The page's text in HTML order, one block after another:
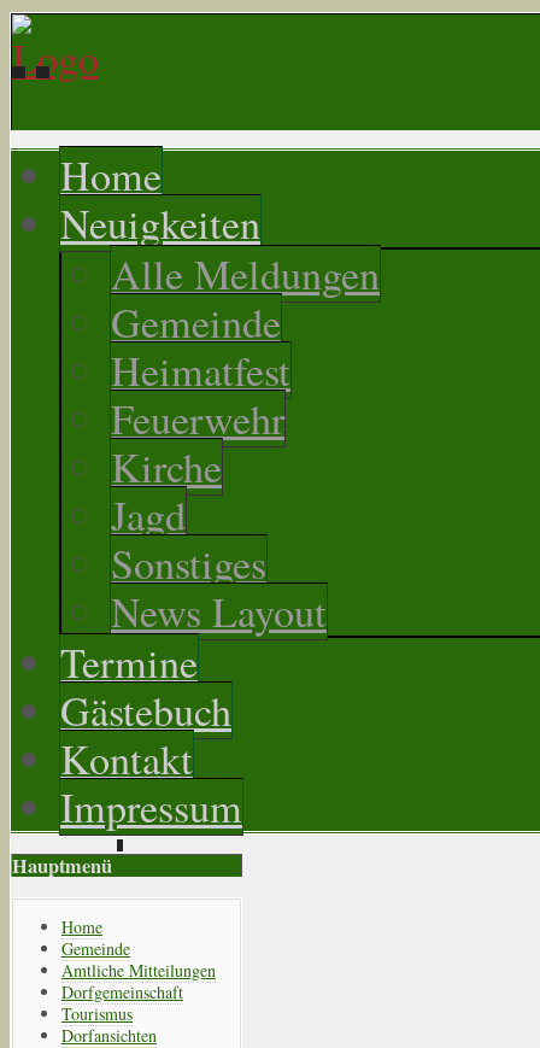
Home
Neuigkeiten
Alle Meldungen
Gemeinde
Heimatfest
Feuerwehr
Kirche
Jagd
Sonstiges
News Layout
Termine
Gästebuch
Kontakt
Impressum
Hauptmenü
Home
Gemeinde
Amtliche Mitteilungen
Dorfgemeinschaft
Tourismus
Dorfansichten